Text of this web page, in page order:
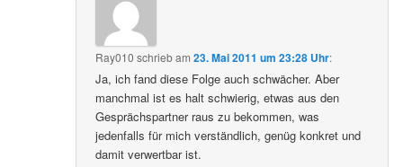
Ray010 schriebam23. Mai 2011 um 23:28 Uhr:
Ja, ich fand diese Folge auch schwächer. Aber
manchmal ist es halt schwierig, etwas aus den
Gesprächspartner raus zu bekommen, was
jedenfalls für mich verständlich, genüg konkret und
damit verwertbar ist.